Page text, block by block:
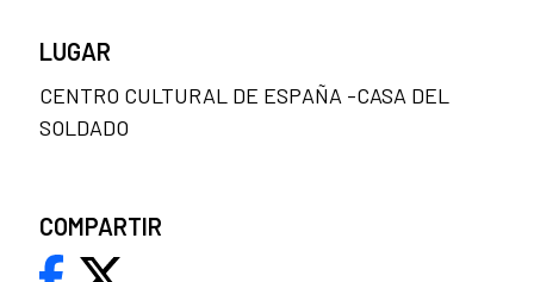
LUGAR
CENTRO CULTURAL DE ESPAÑA -CASA DEL
SOLDADO
COMPARTIR